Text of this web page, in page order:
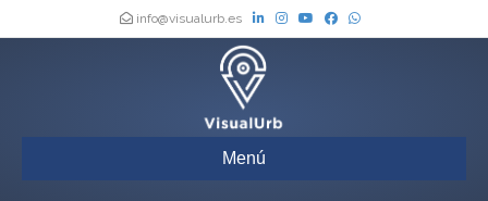
info@visualurb.es
Menú